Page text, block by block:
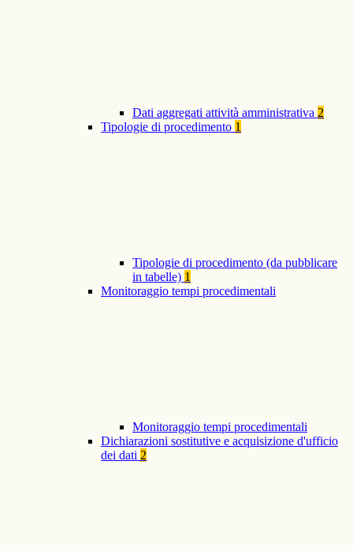
Dati aggregati attività amministrativa 2
Tipologie di procedimento 1
Tipologie di procedimento (da pubblicare
in tabelle) 1
Monitoraggio tempi procedimentali
Monitoraggio tempi procedimentali
Dichiarazioni sostitutive e acquisizione d'ufficio
dei dati 2